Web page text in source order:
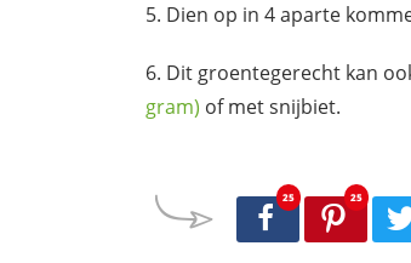
Dien op in 4 aparte
Dit groentegerecht kan
gram) of met snijbiet.
25 25